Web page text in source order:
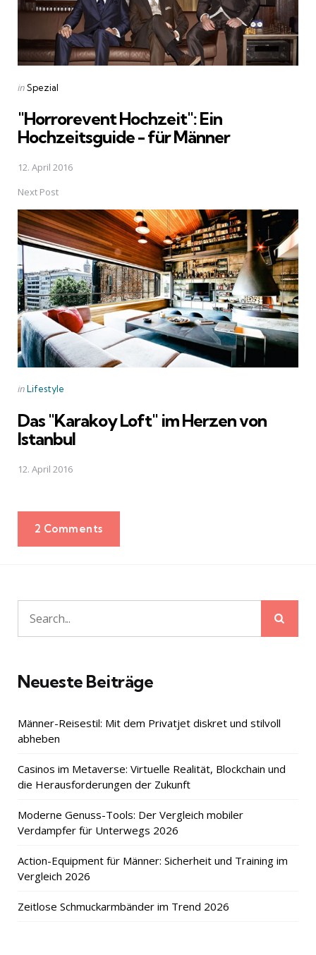
Posted
inSpezial
"Horrorevent Hochzeit": Ein
Hochzeitsguide - für Männer
12. April 2016
Next Post
Posted
inLifestyle
Das "Karakoy Loft" im Herzen von
Istanbul
12. April 2016
2 Comments
Search
for:
Neueste Beiträge
Männer-Reisestil: Mit dem Privatjet diskret und stilvoll
abheben
Casinos im Metaverse: Virtuelle Realität, Blockchain und
die Herausforderungen der Zukunft
Moderne Genuss-Tools: Der Vergleich mobiler
Verdampfer für Unterwegs 2026
Action-Equipment für Männer: Sicherheit und Training im
Vergleich 2026
Zeitlose Schmuckarmbänder im Trend 2026